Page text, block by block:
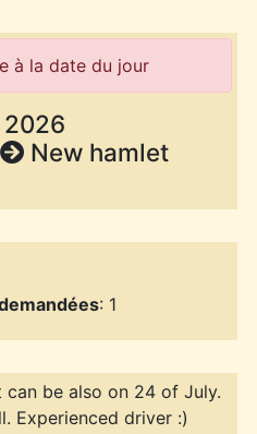
à la date du jour
New hamlet
: 1
can be also on 24 of July.
Experienced driver :)